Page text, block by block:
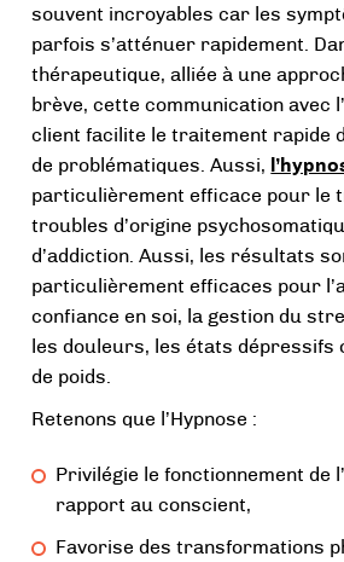
souvent incroyables car les
parfois s’atténuer rapidement.
thérapeutique, alliée à une
brève, cette communication avec
client facilite le traitement rapide
de problématiques. Aussi,
particulièrement efficace pour le
troubles d’origine
d’addiction. Aussi, les résultats
particulièrement efficaces pour
confiance en soi, la gestion du
les douleurs, les états dépressifs
de poids.
Retenons que l’Hypnose :
Privilégie le fonctionnement de
rapport au conscient,
Favorise des transformations